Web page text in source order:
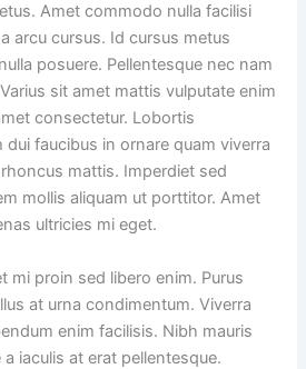
Amet commodo nulla facilisi
arcu cursus. Id cursus metus
posuere. Pellentesque nec nam
sit amet mattis vulputate enim
consectetur. Lobortis
dui faucibus in ornare quam viverra
mattis. Imperdiet sed
mollis aliquam ut porttitor. Amet
ultricies mi eget.
mi proin sed libero enim. Purus
at urna condimentum. Viverra
enim facilisis. Nibh mauris
iaculis at erat pellentesque.